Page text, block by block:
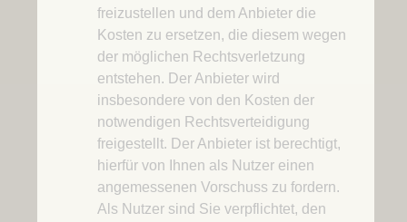
freizustellen und dem Anbieter die
Kosten zu ersetzen, die diesem wegen
der möglichen Rechtsverletzung
entstehen. Der Anbieter wird
insbesondere von den Kosten der
notwendigen Rechtsverteidigung
freigestellt. Der Anbieter ist berechtigt,
hierfür von Ihnen als Nutzer einen
angemessenen Vorschuss zu fordern.
Als Nutzer sind Sie verpflichtet, den